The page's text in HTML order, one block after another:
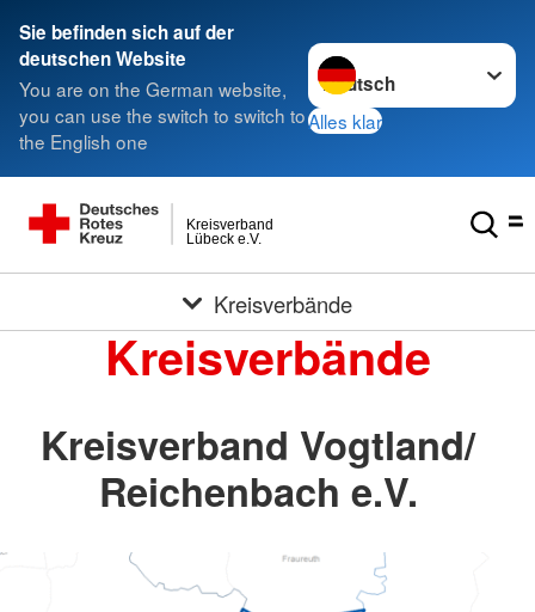
Sie befinden sich auf der
deutschen Website
You are on the German website,
you can use the switch to switch to
the English one
Sprache wechseln zu
Alles klar
Lübeck e.V.
Kreisverband
Kreisverbände
Kreisverbände
Kreisverband Vogtland/
Reichenbach e.V.